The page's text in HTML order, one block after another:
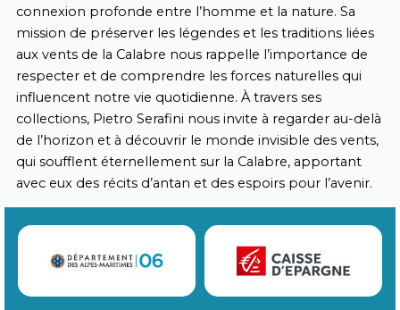
connexion profonde entre l’homme et la nature. Sa
mission de préserver les légendes et les traditions liées
aux vents de la Calabre nous rappelle l’importance de
respecter et de comprendre les forces naturelles qui
influencent notre vie quotidienne. À travers ses
collections, Pietro Serafini nous invite à regarder au-delà
de l’horizon et à découvrir le monde invisible des vents,
qui soufflent éternellement sur la Calabre, apportant
avec eux des récits d’antan et des espoirs pour l’avenir.